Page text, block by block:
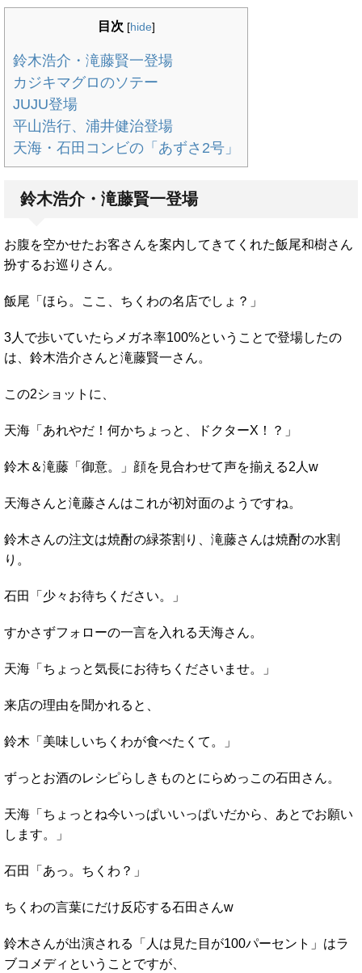
目次 [hide]
鈴木浩介・滝藤賢一登場
カジキマグロのソテー
JUJU登場
平山浩行、浦井健治登場
天海・石田コンビの「あずさ2号」
鈴木浩介・滝藤賢一登場
お腹を空かせたお客さんを案内してきてくれた飯尾和樹さん
扮するお巡りさん。
飯尾「ほら。ここ、ちくわの名店でしょ？」
3人で歩いていたらメガネ率100%ということで登場したの
は、鈴木浩介さんと滝藤賢一さん。
この2ショットに、
天海「あれやだ！何かちょっと、ドクターX！？」
鈴木＆滝藤「御意。」顔を見合わせて声を揃える2人w
天海さんと滝藤さんはこれが初対面のようですね。
鈴木さんの注文は焼酎の緑茶割り、滝藤さんは焼酎の水割
り。
石田「少々お待ちください。」
すかさずフォローの一言を入れる天海さん。
天海「ちょっと気長にお待ちくださいませ。」
来店の理由を聞かれると、
鈴木「美味しいちくわが食べたくて。」
ずっとお酒のレシピらしきものとにらめっこの石田さん。
天海「ちょっとね今いっぱいいっぱいだから、あとでお願い
します。」
石田「あっ。ちくわ？」
ちくわの言葉にだけ反応する石田さんw
鈴木さんが出演される「人は見た目が100パーセント」はラ
ブコメディということですが、